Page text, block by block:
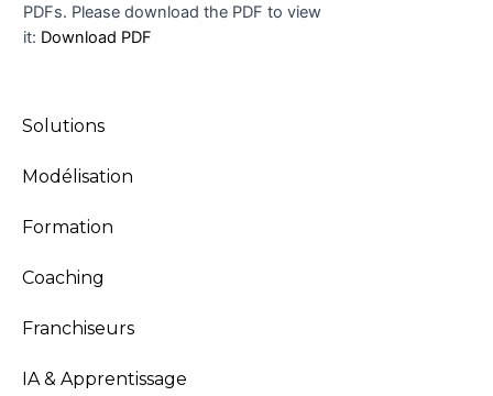
PDFs. Please download the PDF to view
it: Download PDF
Solutions
Modélisation
Formation
Coaching
Franchiseurs
IA & Apprentissage